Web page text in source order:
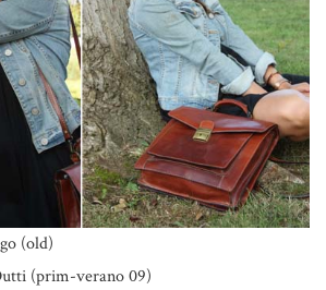
(old)
(prim-verano 09)